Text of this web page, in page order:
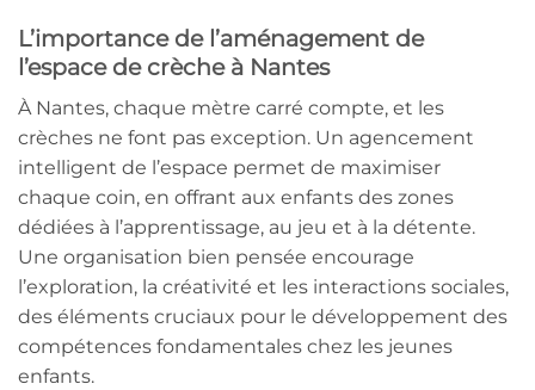
L’importance de l’aménagement de
l’espace de crèche à Nantes
À Nantes, chaque mètre carré compte, et les
crèches ne font pas exception. Un agencement
intelligent de l’espace permet de maximiser
chaque coin, en offrant aux enfants des zones
dédiées à l’apprentissage, au jeu et à la détente.
Une organisation bien pensée encourage
l’exploration, la créativité et les interactions sociales,
des éléments cruciaux pour le développement des
compétences fondamentales chez les jeunes
enfants.